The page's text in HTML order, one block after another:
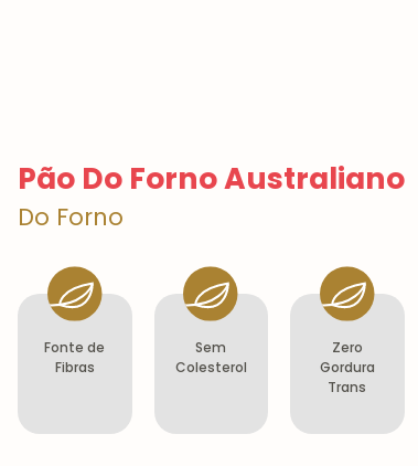
Pão Do Forno Australiano
Do Forno
Fonte de
Fibras
Sem
Colesterol
Zero
Gordura
Trans